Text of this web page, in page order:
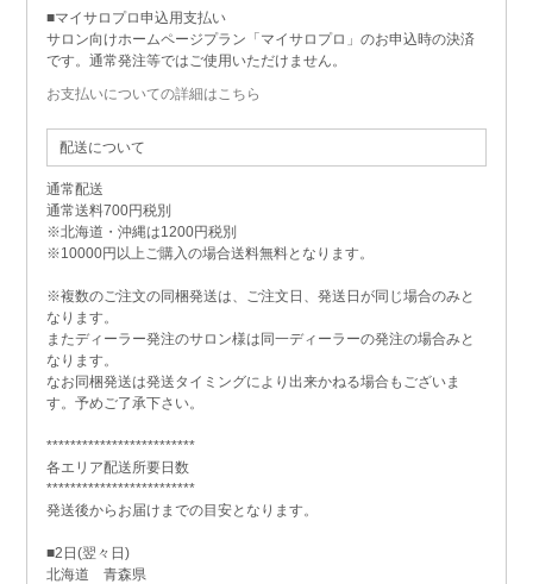
■マイサロプロ申込用支払い
サロン向けホームページプラン「マイサロプロ」のお申込時の決済
です。通常発注等ではご使用いただけません。
お支払いについての詳細はこちら
配送について
通常配送
通常送料700円税別
※北海道・沖縄は1200円税別
※10000円以上ご購入の場合送料無料となります。
※複数のご注文の同梱発送は、ご注文日、発送日が同じ場合のみと
なります。
またディーラー発注のサロン様は同一ディーラーの発注の場合みと
なります。
なお同梱発送は発送タイミングにより出来かねる場合もございま
す。予めご了承下さい。
*************************
各エリア配送所要日数
*************************
発送後からお届けまでの目安となります。
■2日(翌々日)
北海道 青森県